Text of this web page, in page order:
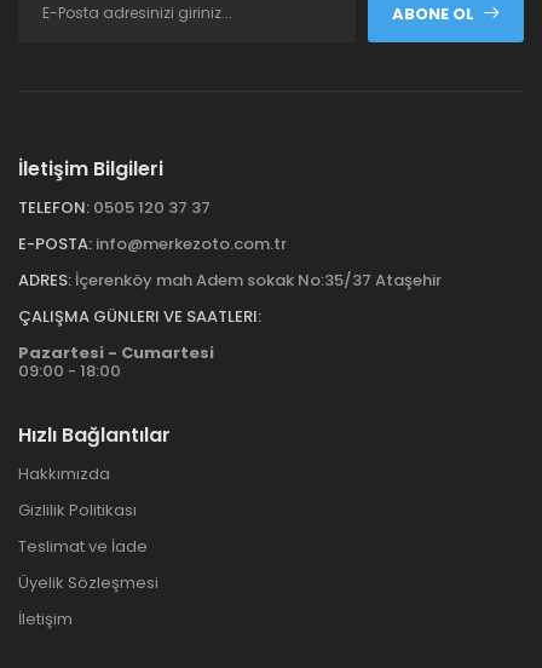
ABONE OL
İletişim Bilgileri
TELEFON: 0505 120 37 37
E-POSTA: info@merkezoto.com.tr
ADRES: İçerenköy mah Adem sokak No:35/37 Ataşehir
ÇALIŞMA GÜNLERI VE SAATLERI:
Pazartesi - Cumartesi
09:00 - 18:00
Hızlı Bağlantılar
Hakkımızda
Gizlilik Politikası
Teslimat ve İade
Üyelik Sözleşmesi
İletişim